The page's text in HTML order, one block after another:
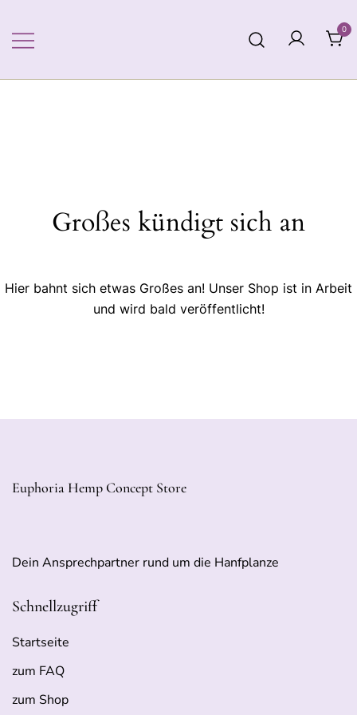
Inhalt
springen
0
Großes kündigt sich an
Hier bahnt sich etwas Großes an! Unser Shop ist in Arbeit
und wird bald veröffentlicht!
Euphoria Hemp Concept Store
Dein Ansprechpartner rund um die Hanfplanze
Schnellzugriff
Startseite
zum FAQ
zum Shop